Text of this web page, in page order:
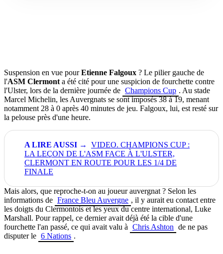
Suspension en vue pourEtienne Falgoux ? Le pilier gauche de
l'ASM Clermont a été cité pour une suspicion de fourchette contre
l'Ulster, lors de la dernière journée de Champions Cup . Au stade
Marcel Michelin, les Auvergnats se sont imposés 38 à 19, menant
notamment 28 à 0 après 40 minutes de jeu. Falgoux, lui, est resté sur
la pelouse près d'une heure.
VIDEO. CHAMPIONS CUP :
LA LEÇON DE L'ASM FACE À L'ULSTER,
CLERMONT EN ROUTE POUR LES 1/4 DE
FINALE
Mais alors, que reproche-t-on au joueur auvergnat ? Selon les
informations de France Bleu Auvergne , il y aurait eu contact entre
les doigts du Clermontois et les yeux du centre international, Luke
Marshall. Pour rappel, ce dernier avait déjà été la cible d'une
fourchette l'an passé, ce qui avait valu à Chris Ashton de ne pas
disputer le 6 Nations .